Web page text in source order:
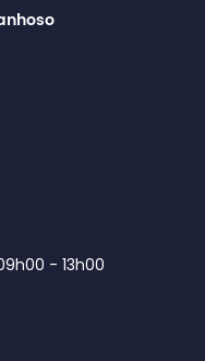
- 13h00